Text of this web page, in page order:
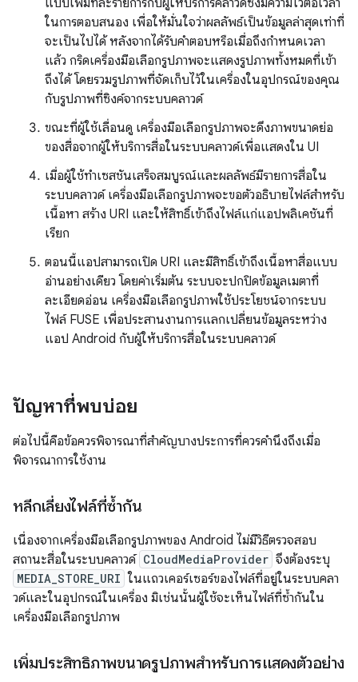
แบบเพิ่มทีละรายการกับผู้ให้บริการคลาวด์ซึ่งมีความไวต่อเวลา
ในการตอบสนอง เพื่อให้มั่นใจว่าผลลัพธ์เป็นข้อมูลล่าสุดเท่าที่
จะเป็นไปได้ หลังจากได้รับคำตอบหรือเมื่อถึงกำหนดเวลา
แล้ว กริดเครื่องมือเลือกรูปภาพจะแสดงรูปภาพทั้งหมดที่เข้า
ถึงได้ โดยรวมรูปภาพที่จัดเก็บไว้ในเครื่องในอุปกรณ์ของคุณ
กับรูปภาพที่ซิงค์จากระบบคลาวด์
ขณะที่ผู้ใช้เลื่อนดู เครื่องมือเลือกรูปภาพจะดึงภาพขนาดย่อ
ของสื่อจากผู้ให้บริการสื่อในระบบคลาวด์เพื่อแสดงใน UI
เมื่อผู้ใช้ทำเซสชันเสร็จสมบูรณ์และผลลัพธ์มีรายการสื่อใน
ระบบคลาวด์ เครื่องมือเลือกรูปภาพจะขอตัวอธิบายไฟล์สำหรับ
เนื้อหา สร้าง URI และให้สิทธิ์เข้าถึงไฟล์แก่แอปพลิเคชันที่
เรียก
ตอนนี้แอปสามารถเปิด URI และมีสิทธิ์เข้าถึงเนื้อหาสื่อแบบ
อ่านอย่างเดียว โดยค่าเริ่มต้น ระบบจะปกปิดข้อมูลเมตาที่
ละเอียดอ่อน เครื่องมือเลือกรูปภาพใช้ประโยชน์จากระบบ
ไฟล์ FUSE เพื่อประสานงานการแลกเปลี่ยนข้อมูลระหว่าง
แอป Android กับผู้ให้บริการสื่อในระบบคลาวด์
ปัญหาที่พบบ่อย
ต่อไปนี้คือข้อควรพิจารณาที่สำคัญบางประการที่ควรคำนึงถึงเมื่อ
พิจารณาการใช้งาน
หลีกเลี่ยงไฟล์ที่ซ้ำกัน
เนื่องจากเครื่องมือเลือกรูปภาพของ Android ไม่มีวิธีตรวจสอบ
สถานะสื่อในระบบคลาวด์ CloudMediaProvider จึงต้องระบุ
MEDIA_STORE_URI ในแถวเคอร์เซอร์ของไฟล์ที่อยู่ในระบบคลา
วด์และในอุปกรณ์ในเครื่อง มิเช่นนั้นผู้ใช้จะเห็นไฟล์ที่ซ้ำกันใน
เครื่องมือเลือกรูปภาพ
เพิ่มประสิทธิภาพขนาดรูปภาพสำหรับการแสดงตัวอย่าง